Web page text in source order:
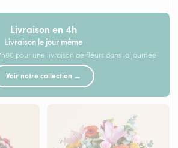
Livraison en 4h
Livraison le jour même
pour une livraison de fleurs dans la journée
Voir notre collection →